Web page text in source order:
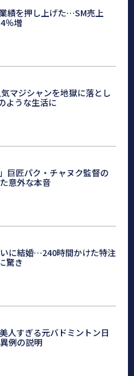
績を押し上げた…SM売上
％増
マジシャンを地獄に落とし
ような生活に
巨匠パク・チャヌク監督の
意外な本音
に結婚…240時間かけた特注
驚き
人すぎる元バドミントン日
例の説明